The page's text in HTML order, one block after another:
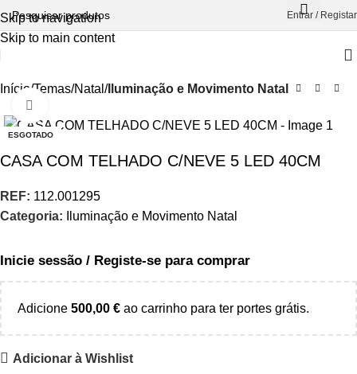
Skip to navigation
Skip to main content
Entrar / Registar
Início Temas Natal Iluminação e Movimento Natal
ESGOTADO
CASA COM TELHADO C/NEVE 5 LED 40CM
REF: 112.001295
Categoria:
Iluminação e Movimento Natal
Inicie sessão / Registe-se para comprar
Adicione 500,00 € ao carrinho para ter portes grátis.
Adicionar à Wishlist